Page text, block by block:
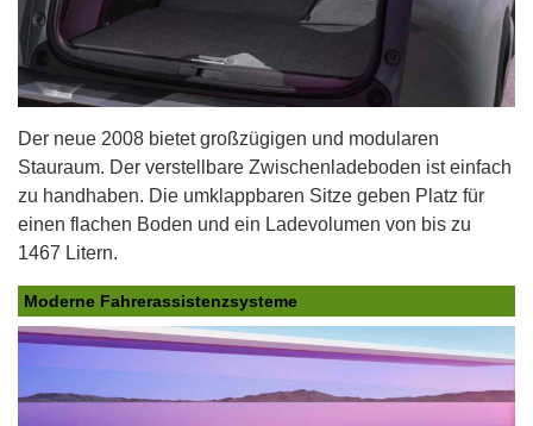
Der neue 2008 bietet großzügigen und modularen
Stauraum. Der verstellbare Zwischenladeboden ist einfach
zu handhaben. Die umklappbaren Sitze geben Platz für
einen flachen Boden und ein Ladevolumen von bis zu
1467 Litern.
Moderne Fahrerassistenzsysteme